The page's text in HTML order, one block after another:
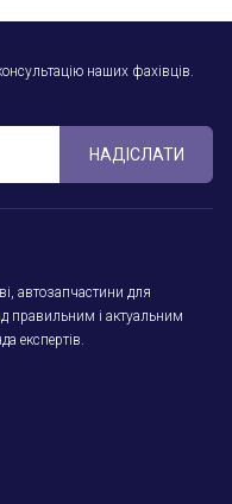
наших фахівців.
НАДІСЛАТИ
автозапчастини для
правильним і актуальним
експертів.